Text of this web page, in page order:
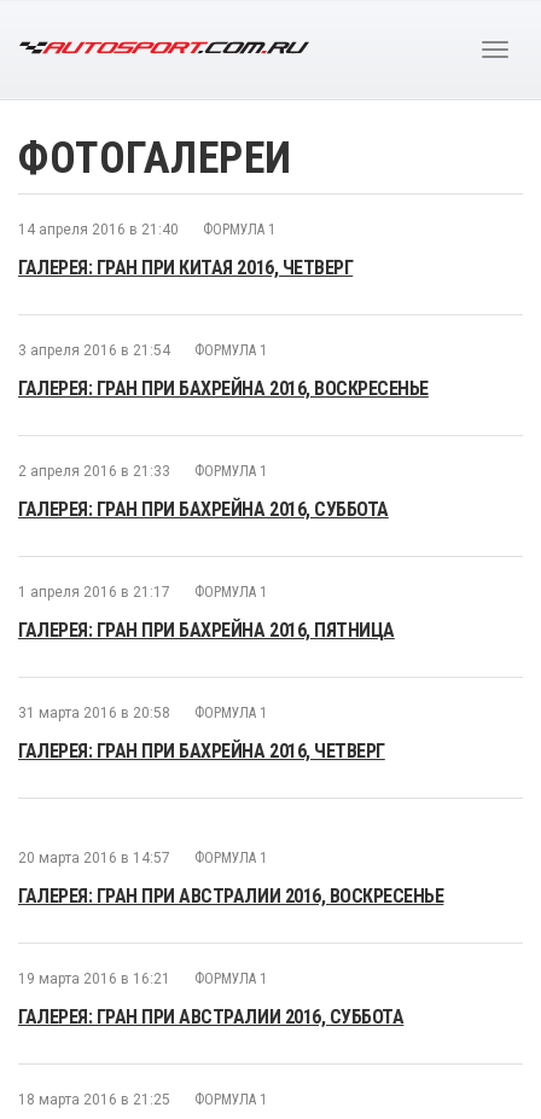
ФОТОГАЛЕРЕИ
14 апреля 2016 в 21:40 ФОРМУЛА 1
ГАЛЕРЕЯ: ГРАН ПРИ КИТАЯ 2016, ЧЕТВЕРГ
3 апреля 2016 в 21:54 ФОРМУЛА 1
ГАЛЕРЕЯ: ГРАН ПРИ БАХРЕЙНА 2016, ВОСКРЕСЕНЬЕ
2 апреля 2016 в 21:33 ФОРМУЛА 1
ГАЛЕРЕЯ: ГРАН ПРИ БАХРЕЙНА 2016, СУББОТА
1 апреля 2016 в 21:17 ФОРМУЛА 1
ГАЛЕРЕЯ: ГРАН ПРИ БАХРЕЙНА 2016, ПЯТНИЦА
31 марта 2016 в 20:58 ФОРМУЛА 1
ГАЛЕРЕЯ: ГРАН ПРИ БАХРЕЙНА 2016, ЧЕТВЕРГ
20 марта 2016 в 14:57 ФОРМУЛА 1
ГАЛЕРЕЯ: ГРАН ПРИ АВСТРАЛИИ 2016, ВОСКРЕСЕНЬЕ
19 марта 2016 в 16:21 ФОРМУЛА 1
ГАЛЕРЕЯ: ГРАН ПРИ АВСТРАЛИИ 2016, СУББОТА
18 марта 2016 в 21:25 ФОРМУЛА 1